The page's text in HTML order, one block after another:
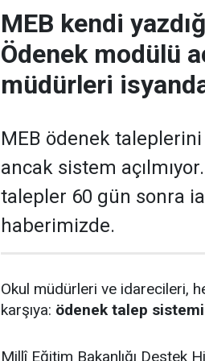
MEB kendi
Ödenek modülü
müdürleri
MEB ödenek taleplerini
ancak sistem
talepler 60 gün sonra
haberimizde.
Okul müdürleri ve idarecileri,
karşıya: ödenek talep sistemi
Millî Eğitim Bakanlığı Destek